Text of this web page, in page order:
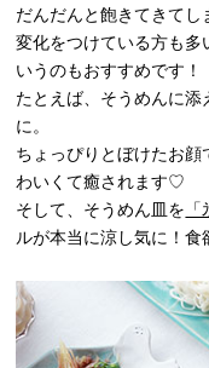
だんだんと飽きてきて
変化をつけている方も多
いうのもおすすめです！
たとえば、そうめんに添
に。
ちょっぴりとぼけたお
わいくて癒されます♡
そして、そうめん皿を
ルが本当に涼し気に！食